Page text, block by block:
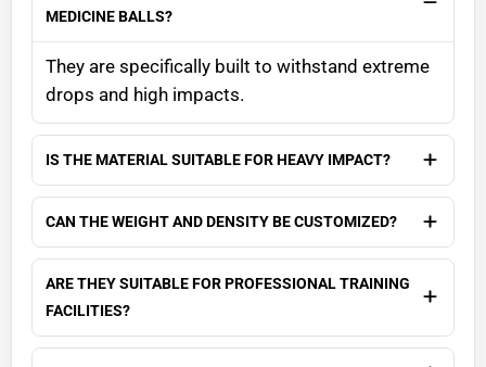
MEDICINE BALLS?
They are specifically built to withstand extreme
drops and high impacts.
IS THE MATERIAL SUITABLE FOR HEAVY IMPACT?
CAN THE WEIGHT AND DENSITY BE CUSTOMIZED?
ARE THEY SUITABLE FOR PROFESSIONAL TRAINING
FACILITIES?